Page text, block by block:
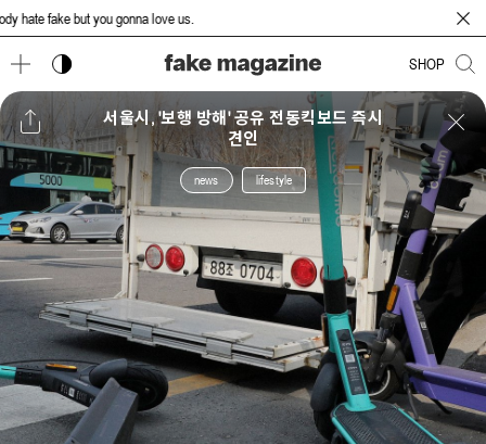
fake but you gonna love us.
다크 모드 토글 SHOP
서울시, '보행 방해' 공유 전동킥보드 즉시
견인
news lifestyle